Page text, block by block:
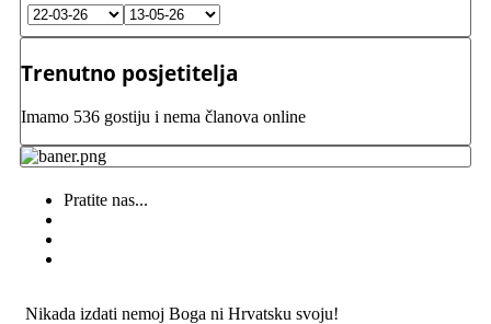
Trenutno posjetitelja
Imamo 536 gostiju i nema članova online
Pratite nas...
Nikada izdati nemoj Boga ni Hrvatsku svoju!